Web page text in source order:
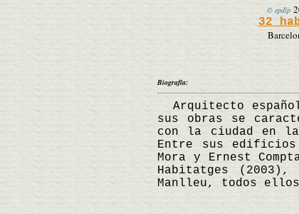
© epdlp
32
Biografía:
Arquitecto
sus obras se
con la ciudad en
Entre sus
Mora y Ernest
Habitatges
Manlleu, todos